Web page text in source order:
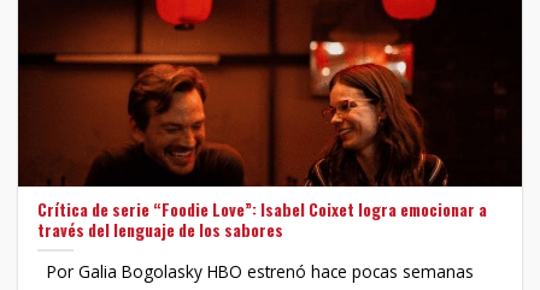
Crítica de serie “Foodie Love”: Isabel Coixet logra emocionar a
través del lenguaje de los sabores
Por Galia Bogolasky HBO estrenó hace pocas semanas